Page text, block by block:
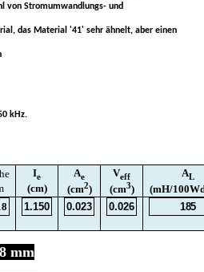
von Stromumwandlungs- und
das Material '41' sehr ähnelt, aber einen
kHz.
Ie
(cm)
Ae
(cm2)
Veff
(cm3)
AL
(mH/
1.150 0.023 0.026 185
mm